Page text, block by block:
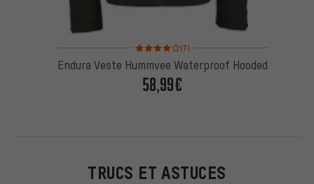
Note moyenne : 4 sur 5 d'après 7 avis
(7)
Endura Veste Hummvee Waterproof Hooded
58,99€
TRUCS ET ASTUCES